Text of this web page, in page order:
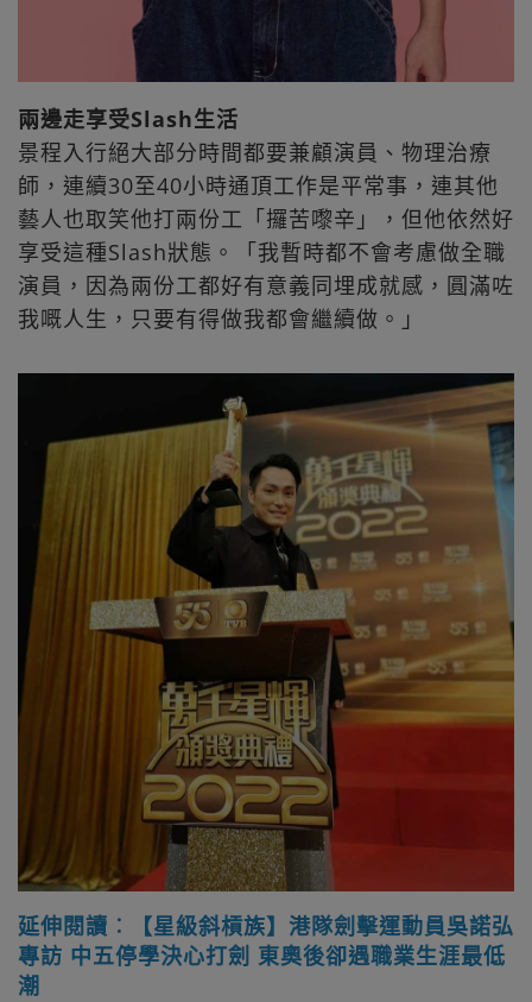
兩邊走享受Slash生活
景程入行絕大部分時間都要兼顧演員、物理治療
師，連續30至40小時通頂工作是平常事，連其他
藝人也取笑他打兩份工「攞苦嚟辛」，但他依然好
享受這種Slash狀態。「我暫時都不會考慮做全職
演員，因為兩份工都好有意義同埋成就感，圓滿咗
我嘅人生，只要有得做我都會繼續做。」
延伸閱讀︰【星級斜槓族】港隊劍擊運動員吳諾弘
專訪 中五停學決心打劍 東奧後卻遇職業生涯最低
潮